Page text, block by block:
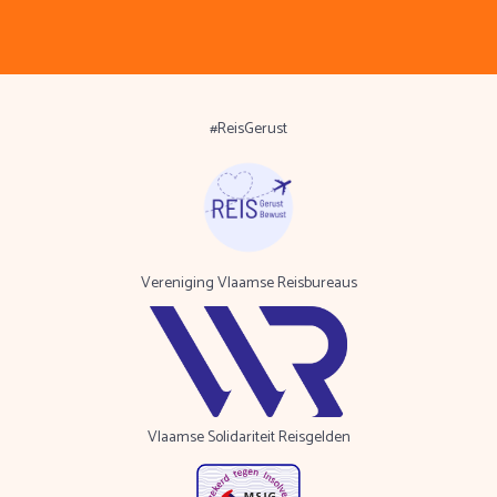
#ReisGerust
Vereniging Vlaamse Reisbureaus
Vlaamse Solidariteit Reisgelden